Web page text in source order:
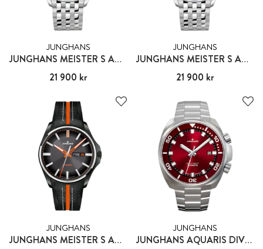
JUNGHANS
JUNGHANS MEISTER S AUTOMATIC
Pris: 21 900 kr
21 900 kr
JUNGHANS
JUNGHANS MEISTER S AUTOMATIC
Pris: 21 900 kr
21 900 kr
JUNGHANS
JUNGHANS MEISTER S AUTOMATIC
JUNGHANS
JUNGHANS AQUARIS DIVER RED